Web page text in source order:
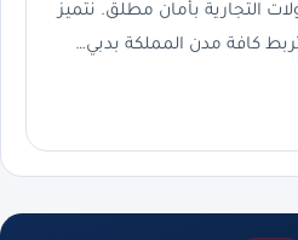
التجارية بأمان مطلق. نتميز
كافة مدن المملكة بدبي…